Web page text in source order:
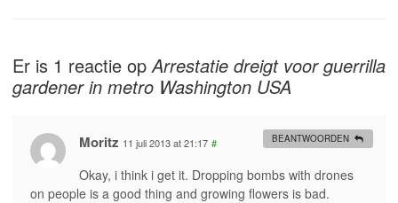
Er is 1 reactie opArrestatie dreigt voor guerrilla
gardener in metro Washington USA
Moritz 11 juli 2013 at 21:17 #
Okay, i think i get it. Dropping bombs with drones
on people is a good thing and growing flowers is bad.
BEANTWOORDEN